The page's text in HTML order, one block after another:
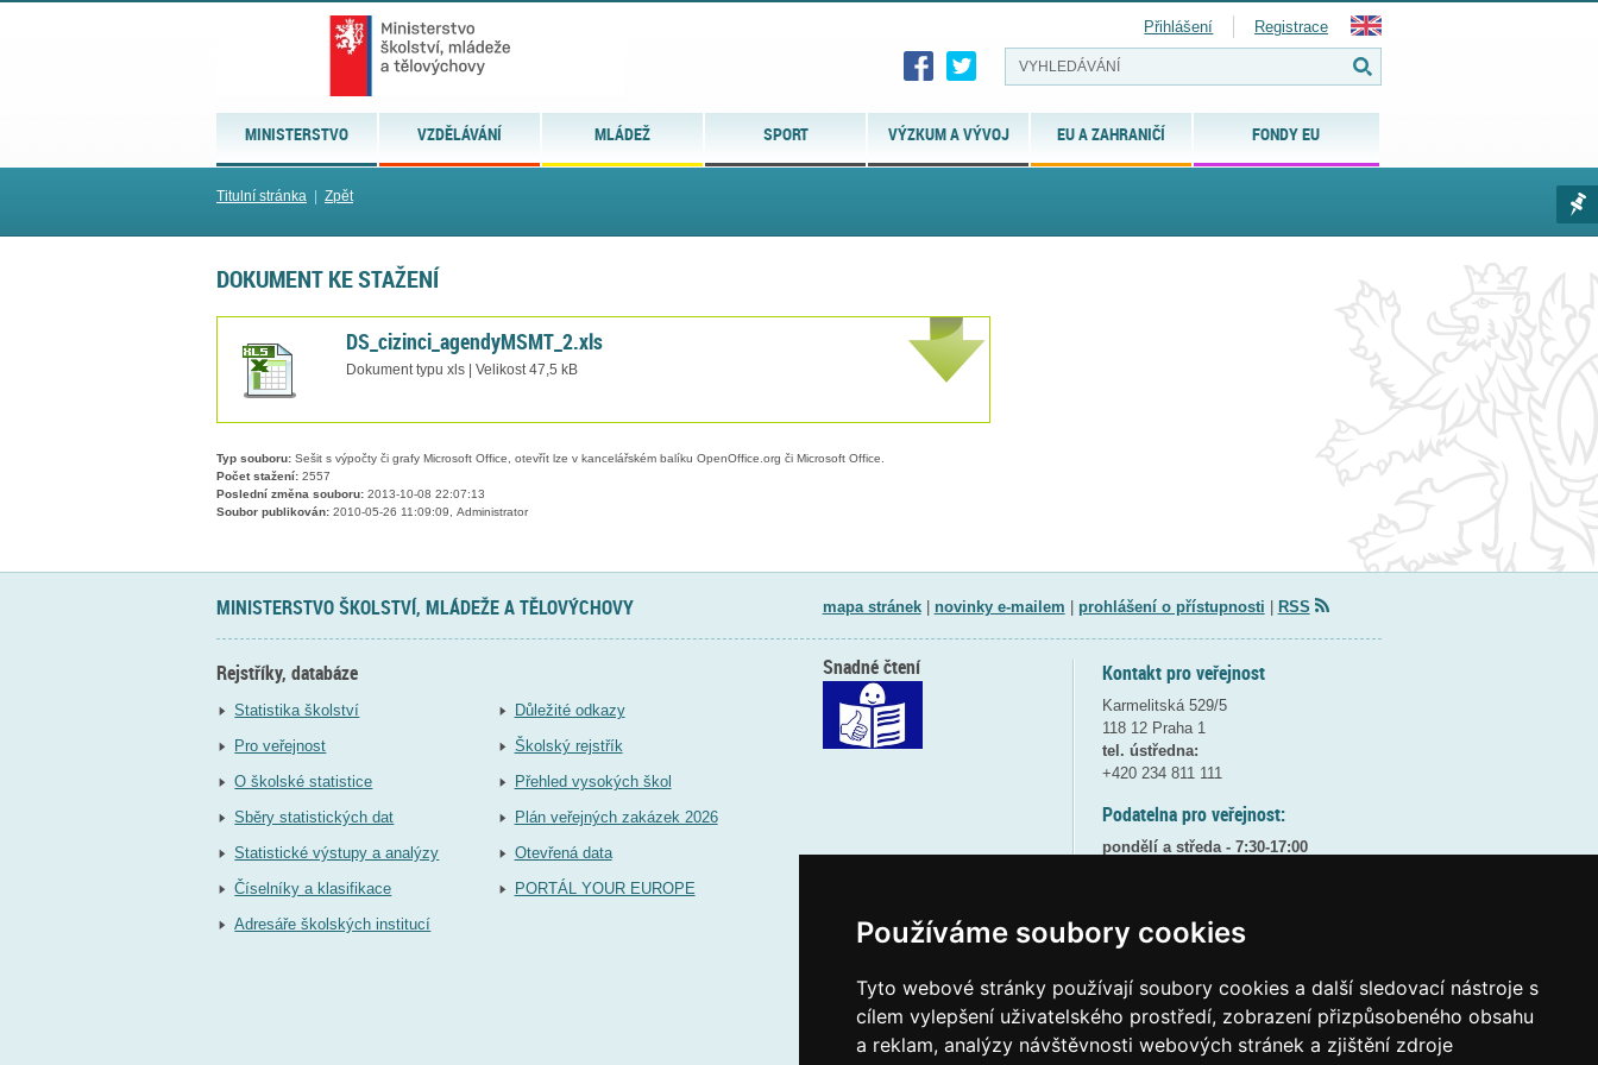
Používáme soubory cookies
Tyto webové stránky používají soubory cookies a další sledovací nástroje s
cílem vylepšení uživatelského prostředí, zobrazení přizpůsobeného obsahu
a reklam, analýzy návštěvnosti webových stránek a zjištění zdroje
MINISTERSTVO VZDĚLÁVÁNÍ MLÁDEŽ SPORT VÝZKUM A VÝVOJ EU A ZAHRANIČÍ FONDY EU
Přihlášení Registrace
Titulní stránka Zpět
DOKUMENT KE STAŽENÍ
DS_cizinci_agendyMSMT_2.xls
Dokument typu xls | Velikost 47,5 kB
Typ souboru: Sešit s výpočty či grafy Microsoft Office, otevřít lze v kancelářském balíku OpenOffice.org či Microsoft Office.
Počet stažení: 2557
Poslední změna souboru: 2013-10-08 22:07:13
Soubor publikován: 2010-05-26 11:09:09, Administrator
MINISTERSTVO ŠKOLSTVÍ, MLÁDEŽE A TĚLOVÝCHOVY mapa stránek| novinky e-mailem prohlášení o přístupnosti RSS
Rejstříky, databáze
Statistika školství
Pro veřejnost
O školské statistice
Sběry statistických dat
Statistické výstupy a analýzy
Číselníky a klasifikace
Adresáře školských institucí
Důležité odkazy
Školský rejstřík
Přehled vysokých škol
Plán veřejných zakázek 2026
Otevřená data
PORTÁL YOUR EUROPE
Kontakt pro veřejnost
Karmelitská 529/5
118 12 Praha 1
tel. ústředna:
+420 234 811 111
Podatelna pro veřejnost:
pondělí a středa - 7:30-17:00
8:30 - 9:30 - bezpečnostní přestávka
Elektronická podatelna:
posta@msmtgov cz
Snadné čtení